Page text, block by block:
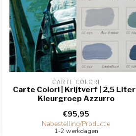
CARTE COLORI
Carte Colori | Krijtverf | 2,5 Liter |
Kleurgroep Azzurro
€95,95
Nabestelling/Productie
1-2 werkdagen